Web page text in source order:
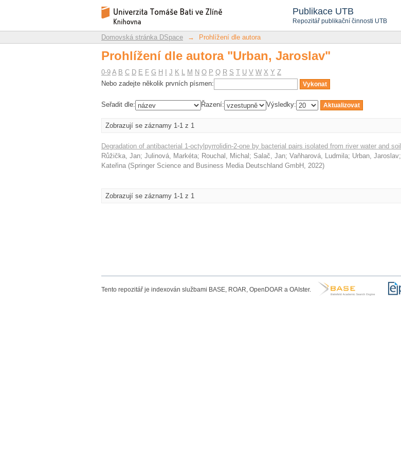
Publikace UTB
Repozitář publikační činnosti UTB
Prohlížení dle autora "Urban, Jaroslav"
Repozitář DSpace/Manakin
Domovská stránka DSpace → Prohlížení dle autora
Prohlížení dle autora "Urban, Jaroslav"
0-9 A B C D E F G H J K L M N O P Q R S T U V W X Y Z
Nebo zadejte několik prvních písmen:
Seřadit dle: Řazení: Výsledky:
Zobrazují se záznamy 1-1 z 1
Degradation of antibacterial 1-octylpyrrolidin-2-one by bacterial pairs isolated from river water and soil
Růžička, Jan; Julinová, Markéta; Rouchal, Michal ; Salač, Jan; Vaňharová, Ludmila; Urban, Jaroslav;
Kateřina (Springer Science and Business Media Deutschland GmbH , 2022)
Zobrazují se záznamy 1-1 z 1
Tento repozitář je indexován službami BASE, ROAR, OpenDOAR a OAIster.